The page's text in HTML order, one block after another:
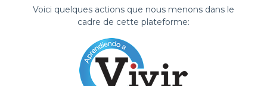
Voici quelques actions que nous menons dans le
cadre de cette plateforme: